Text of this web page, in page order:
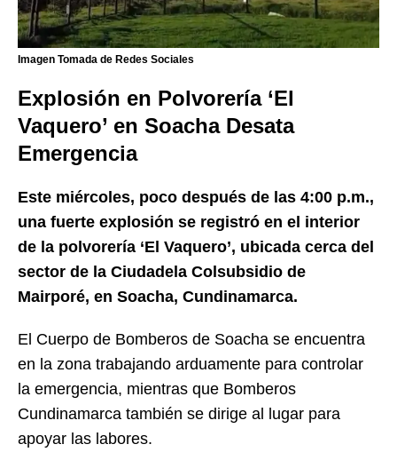
Imagen Tomada de Redes Sociales
Explosión en Polvorería ‘El
Vaquero’ en Soacha Desata
Emergencia
Este miércoles, poco después de las 4:00 p.m.,
una fuerte explosión se registró en el interior
de la polvorería ‘El Vaquero’, ubicada cerca del
sector de la Ciudadela Colsubsidio de
Mairporé, en Soacha, Cundinamarca.
El Cuerpo de Bomberos de Soacha se encuentra
en la zona trabajando arduamente para controlar
la emergencia, mientras que Bomberos
Cundinamarca también se dirige al lugar para
apoyar las labores.